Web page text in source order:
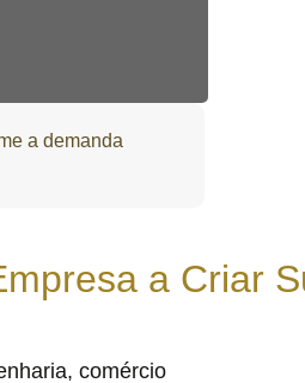
a demanda
a Criar
comércio